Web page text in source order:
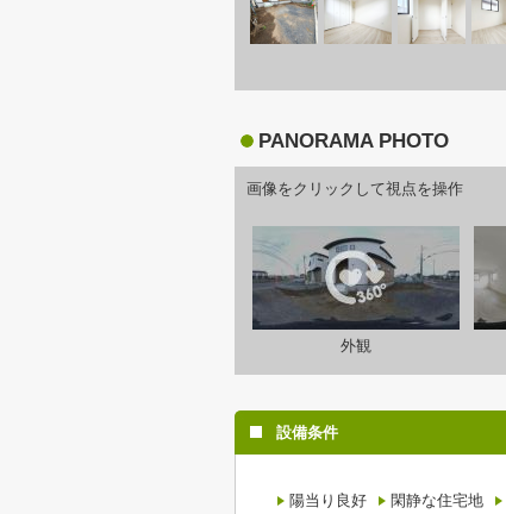
PANORAMA PHOTO
画像をクリックして視点を操作
外観
設備条件
陽当り良好 閑静な住宅地